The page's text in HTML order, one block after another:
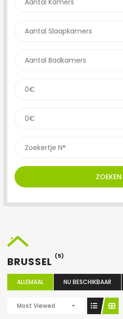
ZOEKEN
BRUSSEL (5)
ALLEMAAL NU BESCHIKBAAR
Most Viewed